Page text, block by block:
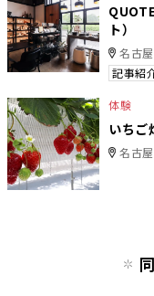
ト）
名古
記事紹
体験
いちご
名古